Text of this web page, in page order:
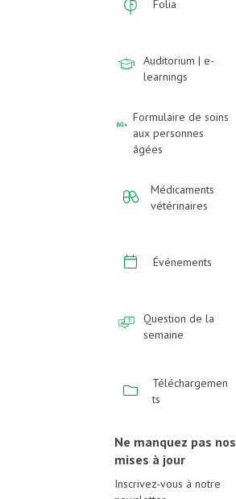
Folia
Auditorium | e-
learnings
Formulaire de soins
aux personnes
âgées
Médicaments
vétérinaires
Événements
Question de la
semaine
Téléchargemen
ts
Ne manquez pas nos
mises à jour
Inscrivez-vous à notre